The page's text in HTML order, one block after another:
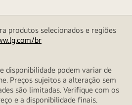
produtos selecionados e regiões
br
disponibilidade podem variar de
Preços sujeitos a alteração sem
são limitadas. Verifique com os
e a disponibilidade finais.